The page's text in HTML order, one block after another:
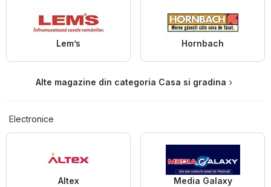
Lem’s Hornbach
Alte magazine din categoria Casa si gradina
Electronice
Altex Media Galaxy